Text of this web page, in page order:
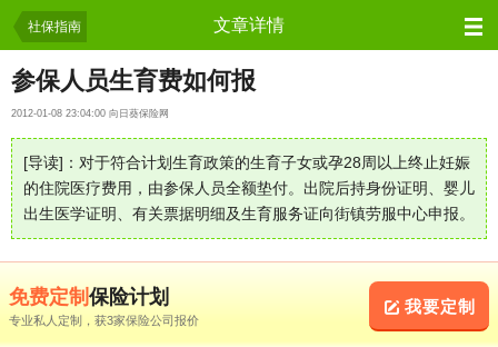
社保指南 文章详情
参保人员生育费如何报
2012-01-08 23:04:00 向日葵保险网
[导读]：对于符合计划生育政策的生育子女或孕28周以上终止妊娠
的住院医疗费用，由参保人员全额垫付。出院后持身份证明、婴儿
出生医学证明、有关票据明细及生育服务证向街镇劳服中心申报。
我要定制
免费定制 保险计划
专业私人定制，获3家保险公司报价